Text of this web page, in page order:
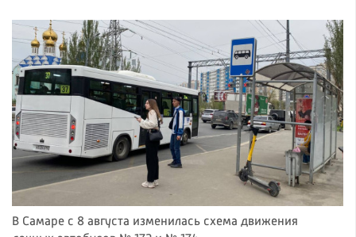
В Самаре с 8 августа изменилась схема движения